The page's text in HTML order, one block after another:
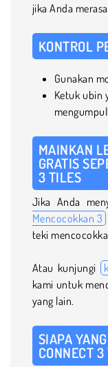
jika Anda
KONTROL
Gunakan
Ketuk ubin
MAINKAN
GRATIS
3 TILES
Jika Anda
Mencocokkan 3
teki
Atau kunjungi
kami untuk
yang lain.
SIAPA
CONNECT